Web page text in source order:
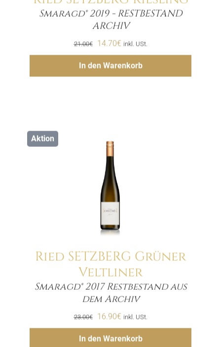
Smaragd® 2019 - RESTBESTAND
ARCHIV
21.00€
Ursprünglicher
Preis
war:
14.70€Aktueller
Preis
ist:
inkl. USt.
In den Warenkorb
Menge
Hinzufügen
Aktion
Ried SETZBERG Grüner
Veltliner
Smaragd® 2017 Restbestand aus
dem Archiv
23.00€
Ursprünglicher
Preis
war:
16.90€Aktueller
Preis
ist:
inkl. USt.
In den Warenkorb
Menge
Hinzufügen